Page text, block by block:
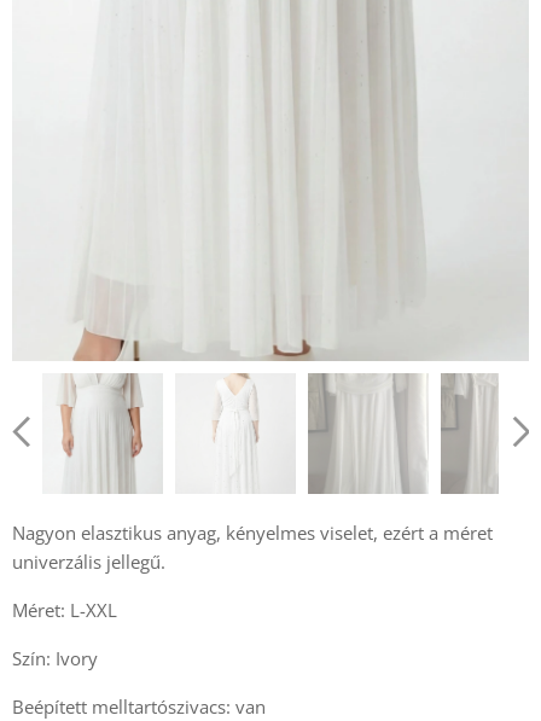
Nagyon elasztikus anyag, kényelmes viselet, ezért a méret
univerzális jellegű.
Méret: L-XXL
Szín: Ivory
Beépített melltartószivacs: van